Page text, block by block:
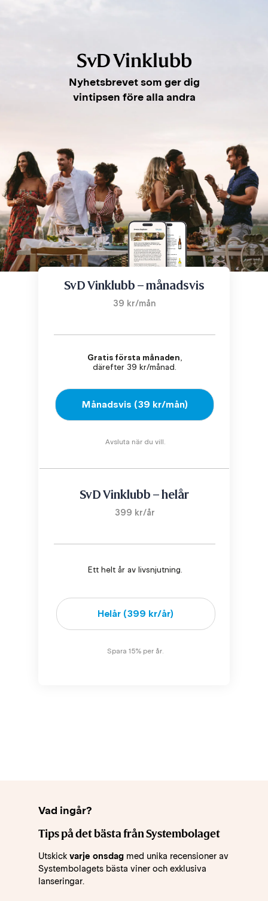
SvD Vinklubb
Nyhetsbrevet som ger dig
vintipsen före alla andra
SvD Vinklubb – månadsvis
39 kr/mån
Gratis första månaden,
därefter 39 kr/månad.
Månadsvis (39 kr/mån)
Avsluta när du vill.
SvD Vinklubb – helår
399 kr/år
Ett helt år av livsnjutning.
Helår (399 kr/år)
Spara 15% per år.
Vad ingår?
Utskick varje onsdag med unika recensioner av
Systembolagets bästa viner och exklusiva
lanseringar.
Tips på det bästa från Systembolaget